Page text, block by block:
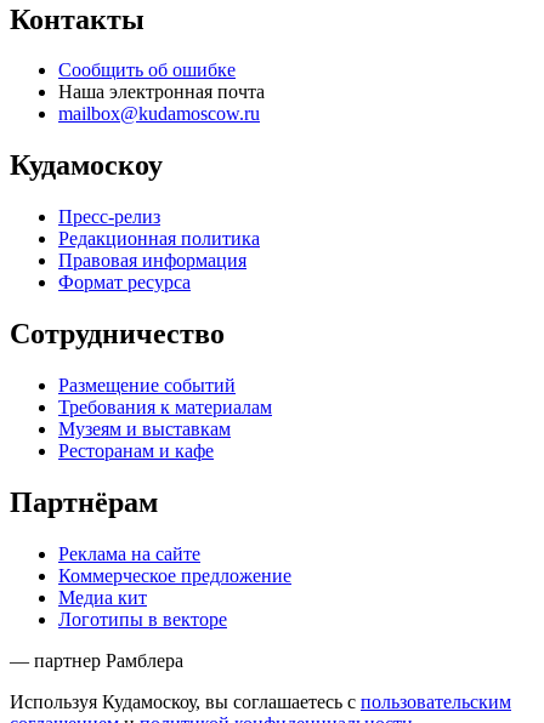
Контакты
Сообщить об ошибке
Наша электронная почта
mailbox@kudamoscow.ru
Кудамоскоу
Пресс-релиз
Редакционная политика
Правовая информация
Формат ресурса
Сотрудничество
Размещение событий
Требования к материалам
Музеям и выставкам
Ресторанам и кафе
Партнёрам
Реклама на сайте
Коммерческое предложение
Медиа кит
Логотипы в векторе
— партнер Рамблера
Используя Кудамоскоу, вы соглашаетесь с пользовательским